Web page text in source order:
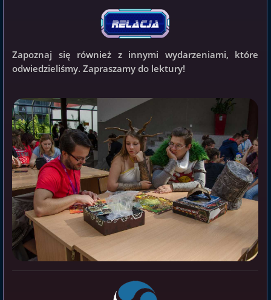
Zapoznaj się również z innymi wydarzeniami, które
odwiedzieliśmy. Zapraszamy do lektury!